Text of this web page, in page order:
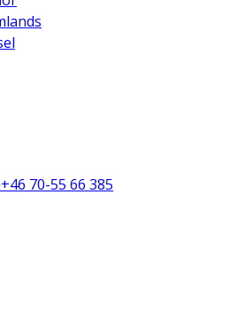
+46 70-55 66 385